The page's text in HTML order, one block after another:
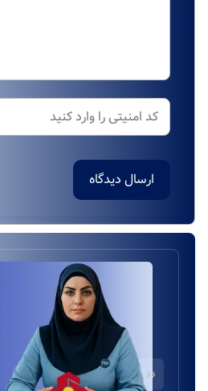
ارسال دیدگاه
‹‹